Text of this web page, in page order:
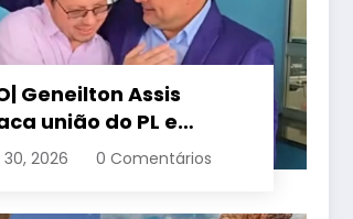
Geneilton Assis
união do PL e
de apoio a
Tombini em Jataí
2026 0 Comentários